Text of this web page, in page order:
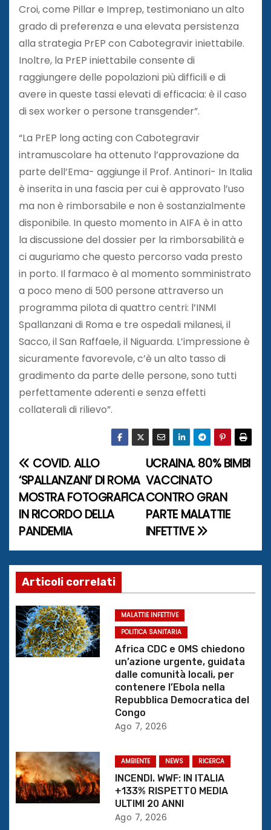
Croi, come Pillar e Imprep, testimoniano un alto
grado di preferenza e una elevata persistenza
alla strategia PrEP con Cabotegravir iniettabile.
Inoltre, la PrEP iniettabile consente di
raggiungere delle popolazioni più difficili e di
avere in queste tassi elevati di efficacia: è il caso
di sex worker o persone transgender”.
“La PrEP long acting con Cabotegravir
intramuscolare ha ottenuto l’approvazione da
parte dell’Ema- aggiunge il Prof. Antinori- In Italia
è inserita in una fascia per cui è approvato l’uso
ma non è rimborsabile e non è sostanzialmente
disponibile. In questo momento in AIFA è in atto
la discussione del dossier per la rimborsabilità e
ci auguriamo che questo percorso vada presto
in porto. Il farmaco è al momento somministrato
a poco meno di 500 persone attraverso un
programma pilota di quattro centri: l’INMI
Spallanzani di Roma e tre ospedali milanesi, il
Sacco, il San Raffaele, il Niguarda. L’impressione è
sicuramente favorevole, c’è un alto tasso di
gradimento da parte delle persone, sono tutti
perfettamente aderenti e senza effetti
collaterali di rilievo”.
N
a
v
g
a
z
i
a
r
t
UCRAINA. 80% BIMBI
VACCINATO
CONTRO GRAN
PARTE MALATTIE
INFETTIVE
COVID. ALLO
‘SPALLANZANI’ DI ROMA
MOSTRA FOTOGRAFICA
IN RICORDO DELLA
PANDEMIA
Articoli correlati
MALATTIE INFETTIVE
POLITICA SANITARIA
Africa CDC e OMS chiedono
un’azione urgente, guidata
dalle comunità locali, per
contenere l’Ebola nella
Repubblica Democratica del
Congo
Ago 7, 2026
AMBIENTE NEWS RICERCA
INCENDI. WWF: IN ITALIA
+133% RISPETTO MEDIA
ULTIMI 20 ANNI
Ago 7, 2026